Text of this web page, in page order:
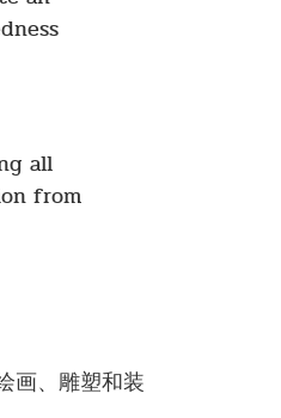
all
from
画、雕塑和装